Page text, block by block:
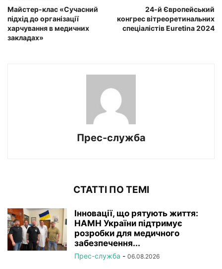
Майстер-клас «Сучасний
підхід до організації
харчування в медичних
закладах»
24-й Європейський
конгрес вітреоретинальних
спеціалістів Euretina 2024
Прес-служба
СТАТТІ ПО ТЕМІ
Інновації, що рятують життя:
НАМН України підтримує
розробки для медичного
забезпечення...
Прес-служба - 06.08.2026